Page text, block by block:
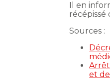
Il en
récépissé
Sources :
et